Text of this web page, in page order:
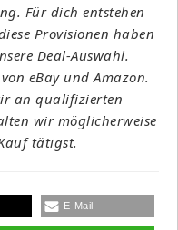
Für dich entstehen
Provisionen haben
Deal-Auswahl.
eBay und Amazon.
an qualifizierten
wir möglicherweise
tätigst.
E-Mail